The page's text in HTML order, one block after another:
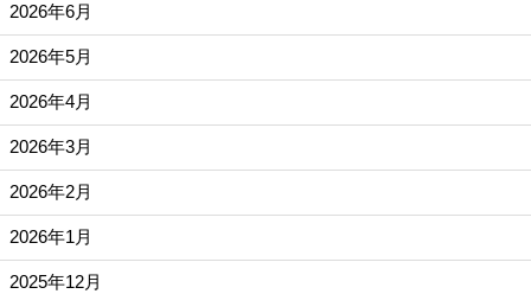
2026年6月
2026年5月
2026年4月
2026年3月
2026年2月
2026年1月
2025年12月